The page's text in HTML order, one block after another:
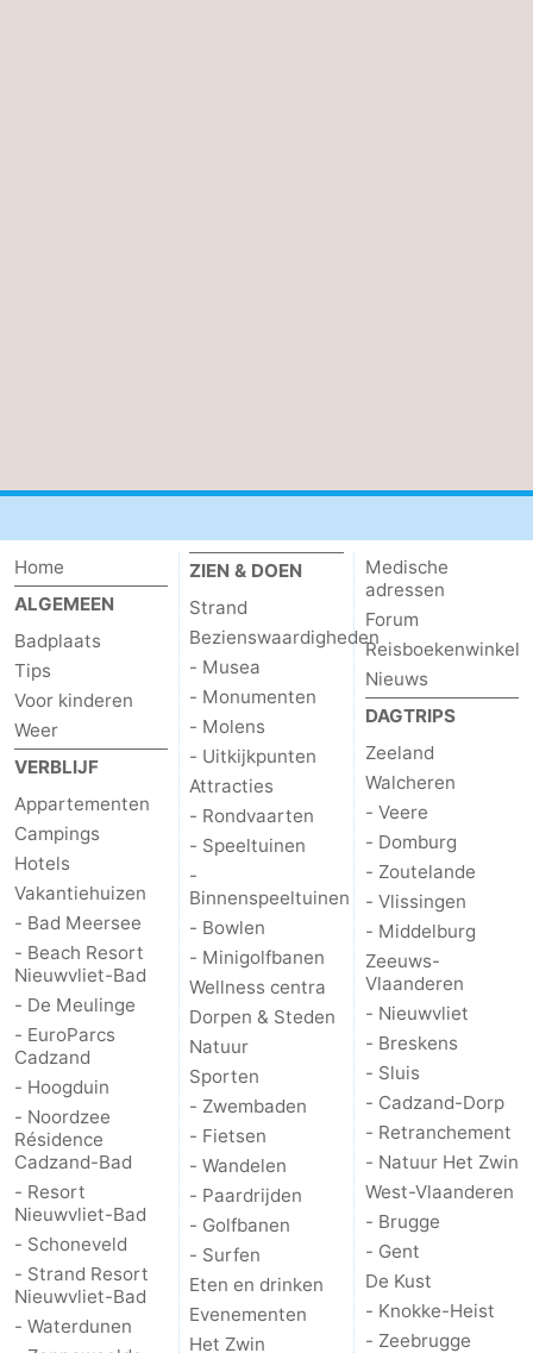
Home
ALGEMEEN
Badplaats
Tips
Voor kinderen
Weer
VERBLIJF
Appartementen
Campings
Hotels
Vakantiehuizen
- Bad Meersee
- Beach Resort
Nieuwvliet-Bad
- De Meulinge
- EuroParcs
Cadzand
- Hoogduin
- Noordzee
Résidence
Cadzand-Bad
- Resort
Nieuwvliet-Bad
- Schoneveld
- Strand Resort
Nieuwvliet-Bad
- Waterdunen
ZIEN & DOEN
Strand
Bezienswaardigheden
- Musea
- Monumenten
- Molens
- Uitkijkpunten
Attracties
- Rondvaarten
- Speeltuinen
-
Binnenspeeltuinen
- Bowlen
- Minigolfbanen
Wellness centra
Dorpen & Steden
Natuur
Sporten
- Zwembaden
- Fietsen
- Wandelen
- Paardrijden
- Golfbanen
- Surfen
Eten en drinken
Evenementen
Het Zwin
Medische
adressen
Forum
Reisboekenwinkel
Nieuws
DAGTRIPS
Zeeland
Walcheren
- Veere
- Domburg
- Zoutelande
- Vlissingen
- Middelburg
Zeeuws-
Vlaanderen
- Nieuwvliet
- Breskens
- Sluis
- Cadzand-Dorp
- Retranchement
- Natuur Het Zwin
West-Vlaanderen
- Brugge
- Gent
De Kust
- Knokke-Heist
- Zeebrugge